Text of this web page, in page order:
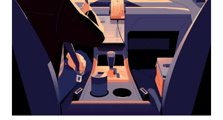
Drücke
die
Escape-
Taste,
den
Kalender
zu
schließen.